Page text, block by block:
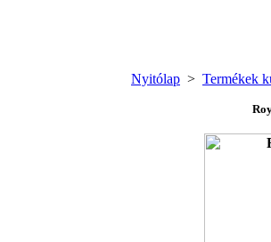
Nyitólap > Termékek